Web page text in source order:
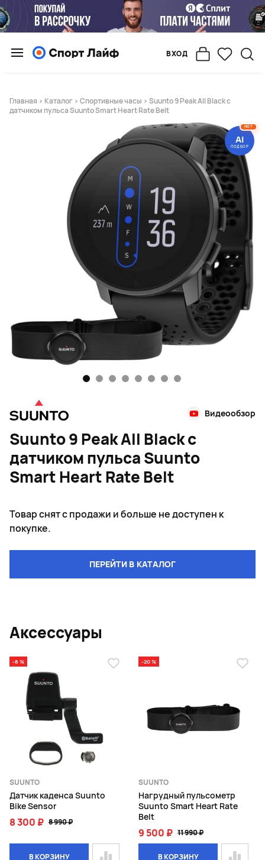
ВХОД
Главная > Каталог > Спортивные часы > Suunto 9 Peak All Black с
датчиком пульса Suunto Smart Heart Rate Belt
Видеообзор
Suunto 9 Peak All Black с
датчиком пульса Suunto
Smart Heart Rate Belt
Товар снят с продажи и больше не доступен к
покупке.
ПЕРЕЙТИ В КАТАЛОГ
HOT
AI
ПОДБОР
1 2 3 4 5 6 7 8
Аксессуары
-8 %
SUUNTO
Датчик каденса Suunto
Bike Sensor
8 300 ₽ 8 990 ₽
В КОРЗИНУ
-20 %
SUUNTO
Нагрудный пульсометр
Suunto Smart Heart Rate
Belt
9 500 ₽ 11 990 ₽
В КОРЗИНУ